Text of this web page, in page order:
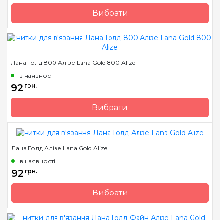
Вибрати
Бренд
Alize
Країна виробник
Туреччина
Склад
Лана Голд 800 Алізе Lana Gold 800 Alize
в наявності
92 грн.
Вибрати
Бренд
Alize
Країна виробник
Туреччина
Вага мотка
Метраж
Склад
Лана Голд Алізе Lana Gold Alize
в наявності
92 грн.
Вибрати
Бренд
Alize